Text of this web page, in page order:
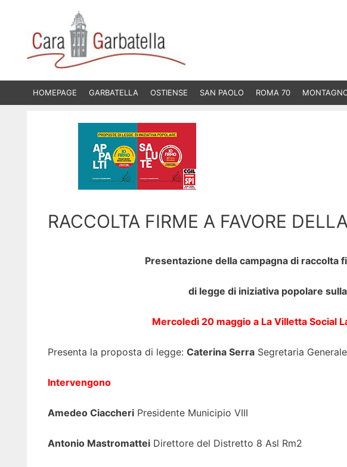
contenuto
HOMEPAGE GARBATELLA OSTIENSE SAN PAOLO ROMA 70
RACCOLTA FIRME A FAVORE
Presentazione della campagna di raccolta
di legge di iniziativa popolare
Mercoledì 20 maggio a La Villetta Social
Presenta la proposta di legge: Caterina SerraSegretaria
Intervengono
Amedeo CiaccheriPresidente Municipio VIII
Antonio MastromatteiDirettore del Distretto 8 Asl Rm2